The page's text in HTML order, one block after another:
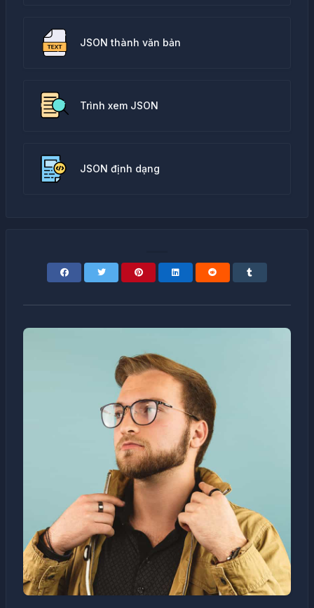
JSON thành văn bản
Trình xem JSON
JSON định dạng